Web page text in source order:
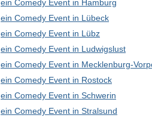
ein Comedy Event in Hamburg
ein Comedy Event in Lübeck
ein Comedy Event in Lübz
ein Comedy Event in Ludwigslust
ein Comedy Event in Mecklenburg-
ein Comedy Event in Rostock
ein Comedy Event in Schwerin
ein Comedy Event in Stralsund